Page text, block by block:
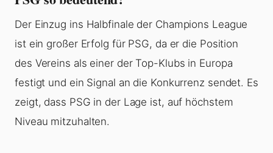
Der Einzug ins Halbfinale der Champions League
ist ein großer Erfolg für PSG, da er die Position
des Vereins als einer der Top-Klubs in Europa
festigt und ein Signal an die Konkurrenz sendet. Es
zeigt, dass PSG in der Lage ist, auf höchstem
Niveau mitzuhalten.